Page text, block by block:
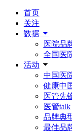
首页
关注
数据
医院品
全国医
活动
中国医
健康中
医管先
医管talk
品牌典
最佳品